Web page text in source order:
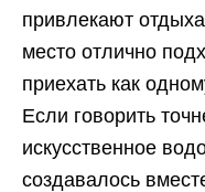
привлекают
место отлично
приехать как
Если говорить
искусственное
создавалось